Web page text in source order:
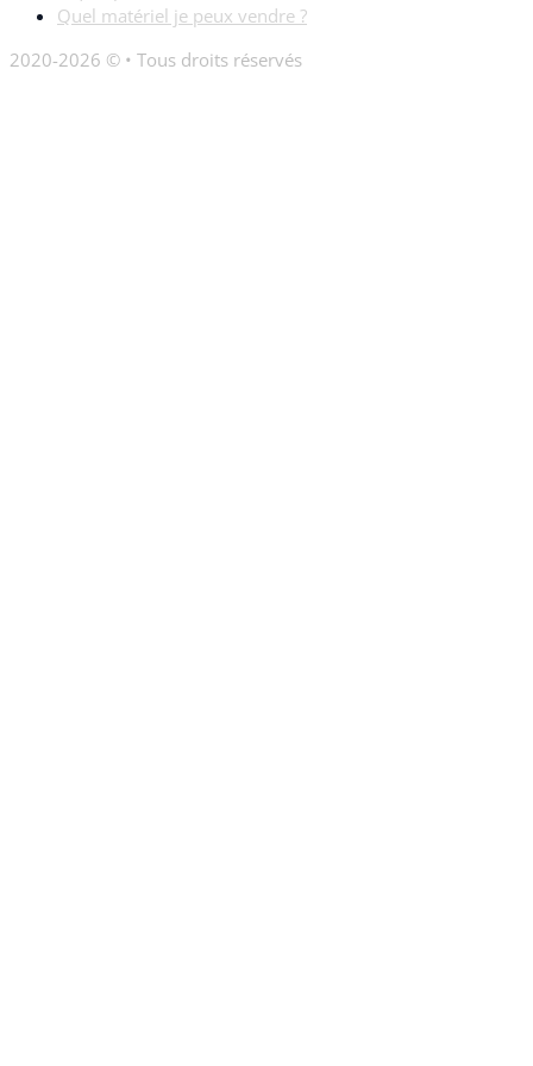
Quel matériel je peux vendre ?
2020-2026 © • Tous droits réservés